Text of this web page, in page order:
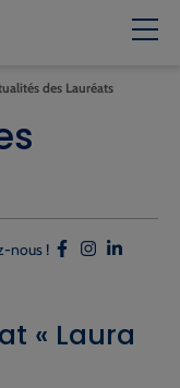
des Lauréats
nous !
« Laura